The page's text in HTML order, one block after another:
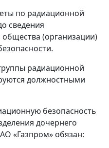
по радиационной
сведения
(организации)
радиационной
должностными
безопасность
дочернего
«Газпром» обязан: